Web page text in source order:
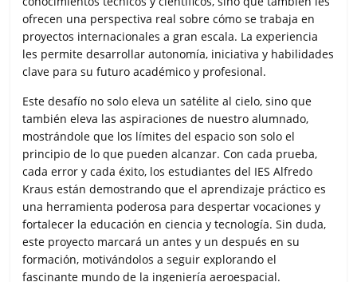
ofrecen una perspectiva real sobre cómo se trabaja en
proyectos internacionales a gran escala. La experiencia
les permite desarrollar autonomía, iniciativa y habilidades
clave para su futuro académico y profesional.
Este desafío no solo eleva un satélite al cielo, sino que
también eleva las aspiraciones de nuestro alumnado,
mostrándole que los límites del espacio son solo el
principio de lo que pueden alcanzar. Con cada prueba,
cada error y cada éxito, los estudiantes del IES Alfredo
Kraus están demostrando que el aprendizaje práctico es
una herramienta poderosa para despertar vocaciones y
fortalecer la educación en ciencia y tecnología. Sin duda,
este proyecto marcará un antes y un después en su
formación, motivándolos a seguir explorando el
fascinante mundo de la ingeniería aeroespacial.